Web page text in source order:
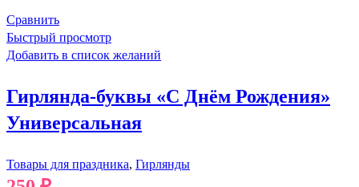
Сравнить
Быстрый просмотр
Добавить в список желаний
Гирлянда-буквы «С Днём Рождения»
Универсальная
Товары для праздника, Гирлянды